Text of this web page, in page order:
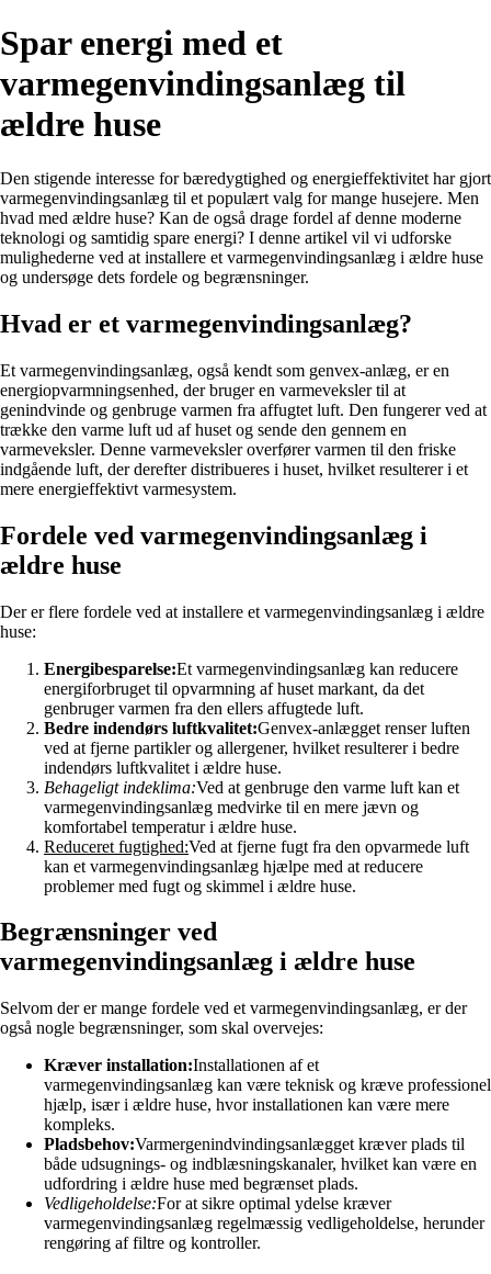
Spar energi med et
varmegenvindingsanlæg til
ældre huse
Den stigende interesse for bæredygtighed og energieffektivitet har gjort
varmegenvindingsanlæg til et populært valg for mange husejere. Men
hvad med ældre huse? Kan de også drage fordel af denne moderne
teknologi og samtidig spare energi? I denne artikel vil vi udforske
mulighederne ved at installere et varmegenvindingsanlæg i ældre huse
og undersøge dets fordele og begrænsninger.
Hvad er et varmegenvindingsanlæg?
Et varmegenvindingsanlæg, også kendt som genvex-anlæg, er en
energiopvarmningsenhed, der bruger en varmeveksler til at
genindvinde og genbruge varmen fra affugtet luft. Den fungerer ved at
trække den varme luft ud af huset og sende den gennem en
varmeveksler. Denne varmeveksler overfører varmen til den friske
indgående luft, der derefter distribueres i huset, hvilket resulterer i et
mere energieffektivt varmesystem.
Fordele ved varmegenvindingsanlæg i
ældre huse
Der er flere fordele ved at installere et varmegenvindingsanlæg i ældre
huse:
Energibesparelse:Et varmegenvindingsanlæg kan reducere
energiforbruget til opvarmning af huset markant, da det
genbruger varmen fra den ellers affugtede luft.
Bedre indendørs luftkvalitet:Genvex-anlægget renser luften
ved at fjerne partikler og allergener, hvilket resulterer i bedre
indendørs luftkvalitet i ældre huse.
Behageligt indeklima:Ved at genbruge den varme luft kan et
varmegenvindingsanlæg medvirke til en mere jævn og
komfortabel temperatur i ældre huse.
Reduceret fugtighed:Ved at fjerne fugt fra den opvarmede luft
kan et varmegenvindingsanlæg hjælpe med at reducere
problemer med fugt og skimmel i ældre huse.
Begrænsninger ved
varmegenvindingsanlæg i ældre huse
Selvom der er mange fordele ved et varmegenvindingsanlæg, er der
også nogle begrænsninger, som skal overvejes:
Kræver installation:Installationen af et
varmegenvindingsanlæg kan være teknisk og kræve professionel
hjælp, især i ældre huse, hvor installationen kan være mere
kompleks.
Pladsbehov:Varmergenindvindingsanlægget kræver plads til
både udsugnings- og indblæsningskanaler, hvilket kan være en
udfordring i ældre huse med begrænset plads.
Vedligeholdelse:For at sikre optimal ydelse kræver
varmegenvindingsanlæg regelmæssig vedligeholdelse, herunder
rengøring af filtre og kontroller.